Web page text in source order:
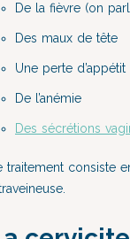
De la fièvre (on
Des maux de tête
Une perte d’appétit
De l’anémie
Des sécrétions
traitement consiste